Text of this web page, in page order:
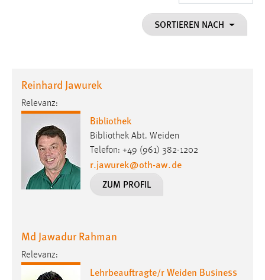
SORTIEREN NACH
Reinhard Jawurek
Relevanz:
Bibliothek
Bibliothek Abt. Weiden
Telefon: +49 (961) 382-1202
r.jawurek@oth-aw.de
ZUM PROFIL
Md Jawadur Rahman
Relevanz:
Lehrbeauftragte/r Weiden Business
Performance
Name:
staticfilecache
Zweck:
Für performante Seitenauslieferung wird in diesem Cookie
gespeichert, ob man eingeloggt ist.
site-language-preference
Zweck:
Das Cookie speichert die gewählte Sprache der Website.